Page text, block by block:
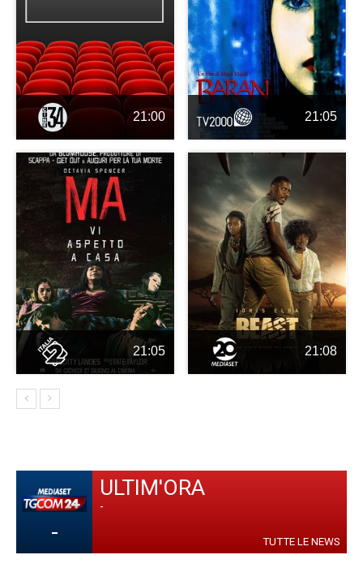
21:00 21:05
21:05 21:08
-
ULTIM'ORA
-
TUTTE LE NEWS